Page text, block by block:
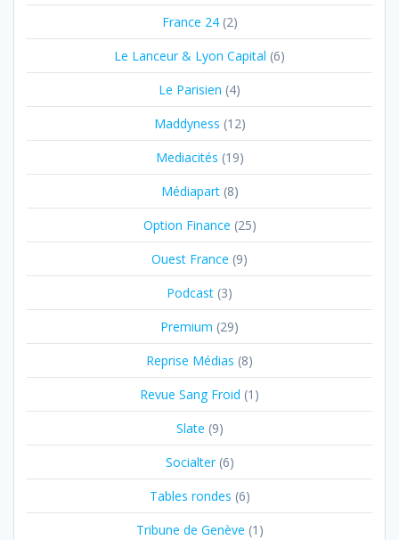
France 24(2)
Le Lanceur & Lyon Capital (6)
Le Parisien (4)
Maddyness (12)
Mediacités (19)
Médiapart(8)
Option Finance (25)
Ouest France (9)
Podcast (3)
Premium (29)
Reprise Médias (8)
Revue Sang Froid (1)
Slate (9)
Socialter(6)
Tables rondes (6)
Tribune de Genève (1)